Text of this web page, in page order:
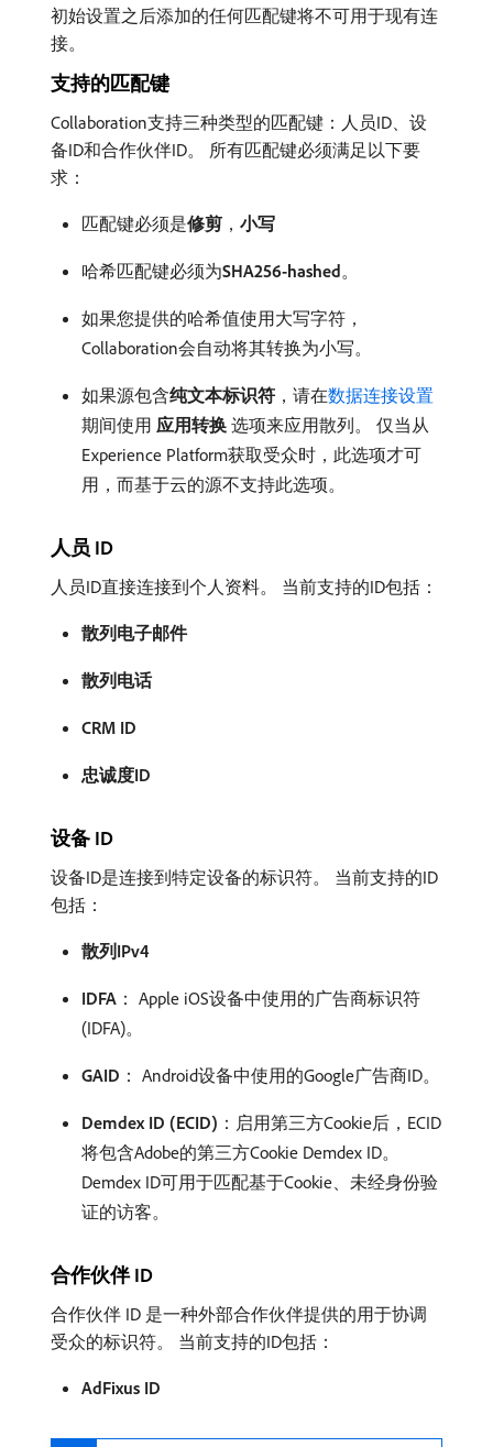
初始设置之后添加的任何匹配键将不可用于现有连
接。
支持的匹配键
Collaboration支持三种类型的匹配键：人员ID、设
备ID和合作伙伴ID。 所有匹配键必须满足以下要
求：
匹配键必须是​修剪 ， 小写
哈希匹配键必须为​SHA256-hashed。
如果您提供的哈希值使用大写字符，
Collaboration会自动将其转换为小写。
如果源包含​纯文本标识符 ，请在数据连接设置
期间使用​ 应用转换 ​选项来应用散列。 仅当从
Experience Platform获取受众时，此选项才可
用，而基于云的源不支持此选项。
人员 ID
人员ID直接连接到个人资料。 当前支持的ID包括：
散列电子邮件
散列电话
CRM ID
忠诚度ID
设备 ID
设备ID是连接到特定设备的标识符。 当前支持的ID
包括：
散列IPv4
IDFA ： Apple iOS设备中使用的广告商标识符
(IDFA)。
GAID ： Android设备中使用的Google广告商ID。
Demdex ID (ECID) ：启用第三方Cookie后，ECID
将包含Adobe的第三方Cookie Demdex ID。
Demdex ID可用于匹配基于Cookie、未经身份验
证的访客。
合作伙伴 ID
合作伙伴 ID 是一种外部合作伙伴提供的用于协调
受众的标识符。 当前支持的ID包括：
AdFixus ID